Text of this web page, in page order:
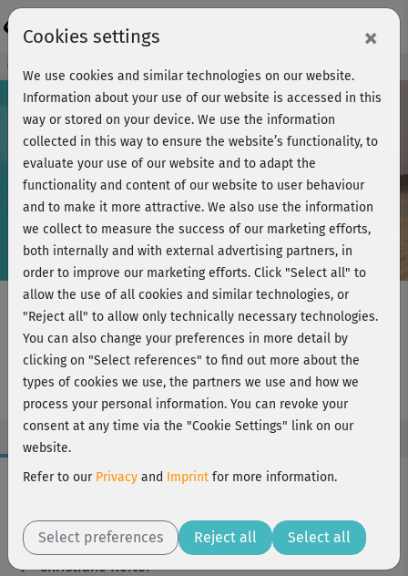
Play
Video
Course preview - join now!
Knie - Isometrische Kräftigung
Oberschenkel in Rückenlage Stufe 1
Workout Facts
1 Min
Christiane Reiter
Cookies settings ×
We use cookies and similar technologies on our website.
Information about your use of our website is accessed in this
way or stored on your device. We use the information
collected in this way to ensure the website’s functionality, to
evaluate your use of our website and to adapt the
functionality and content of our website to user behaviour
and to make it more attractive. We also use the information
we collect to measure the success of our marketing efforts,
both internally and with external advertising partners, in
order to improve our marketing efforts. Click "Select all" to
allow the use of all cookies and similar technologies, or
"Reject all" to allow only technically necessary technologies.
You can also change your preferences in more detail by
clicking on "Select references" to find out more about the
types of cookies we use, the partners we use and how we
process your personal information. You can revoke your
consent at any time via the "Cookie Settings" link on our
website.
Refer to our Privacy and Imprint for more information.
Select preferences Reject all Select all